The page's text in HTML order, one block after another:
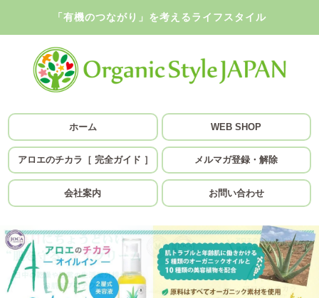
「有機のつながり」を考えるライフスタイル
ホーム WEB SHOP
アロエのチカラ［ 完全ガイド ］ メルマガ登録・解除
会社案内 お問い合わせ